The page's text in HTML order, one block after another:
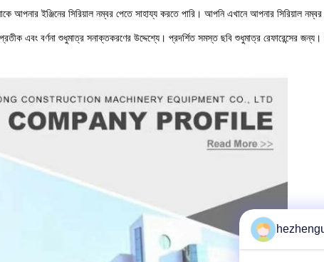
আপনার ইঞ্জিনের সিরিয়াল নম্বর পেতে সাহায্য করতে পারি। আপনি এখানে আপনার সিরিয়াল
এবং বর্ণনা শুধুমাত্র সনাক্তকরণের উদ্দেশ্যে। প্রদর্শিত সমস্ত ছবি শুধুমাত্র রেফারেন্সের